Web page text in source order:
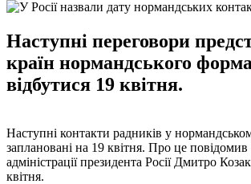
Наступні переговори
країн нормандського
відбутися 19 квітня.
Наступні контакти радників у
заплановані на 19 квітня. Про це повідомив
адміністрації президента Росії Дмитро
квітня.